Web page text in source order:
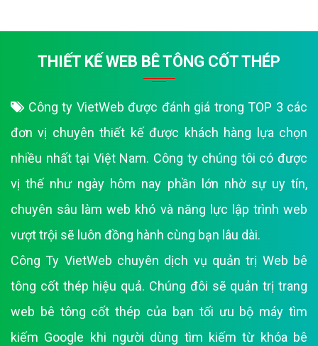
THIẾT KẾ WEB BÊ TÔNG CỐT THÉP
Công ty VietWeb được đánh giá trong TOP 3 các
đơn vị chuyên thiết kế được khách hàng lựa chọn
nhiều nhất tại Việt Nam. Công ty chúng tôi có được
vị thế như ngày hôm nay phần lớn nhờ sự uy tín,
chuyên sâu làm web khó và năng lực lập trình web
vượt trội sẽ luôn đồng hành cùng bạn lâu dài.
Công Ty VietWeb chuyên dịch vụ quản trị Web bê
tông cốt thép hiệu quả. Chúng đôi sẽ quản trị trang
web bê tông cốt thép của bạn tối ưu bộ máy tìm
kiếm Google khi người dùng tìm kiếm từ khóa bê